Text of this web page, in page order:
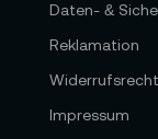
Daten- &
Reklamation
Widerrufsrecht
Impressum